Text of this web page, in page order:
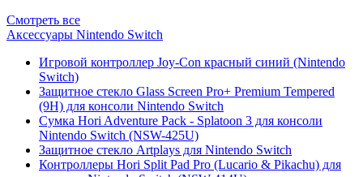
Смотреть все
Аксессуары Nintendo Switch
Игровой контроллер Joy-Con красный синий (Nintendo
Switch)
Защитное стекло Glass Screen Pro+ Premium Tempered
(9H) для консоли Nintendo Switch
Сумка Hori Adventure Pack - Splatoon 3 для консоли
Nintendo Switch (NSW-425U)
Защитное стекло Artplays для Nintendo Switch
Контроллеры Hori Split Pad Pro (Lucario & Pikachu) для